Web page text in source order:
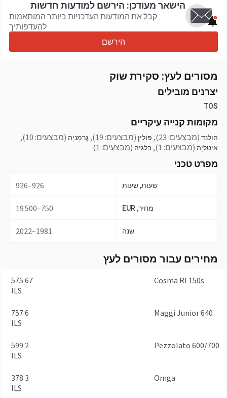
הישאר מעודכן: הירשם למודעות חדשות
קבל את המודעות העדכניות ביותר המותאמות
להעדפותיך
הירשם
מסורים לעץ: סקירת שוק
יצרנים מובילים
TOS
מקומות קנייה עיקריים
הולנד (מבצעים: 23) , פּוֹלִין (מבצעים: 19) ,גֶרמָנִיָה (מבצעים: 10) ,
אִיטַלִיָה (מבצעים: 1) ,בלגיה (מבצעים: 1)
מפרט טכני
שעות, שעות 926–926
מחיר, EUR 750–19 500
שנה 1981–2022
מחירים עבור מסורים לעץ
Cosma RI 150s
67 575
ILS
Maggi Junior 640
6 757
ILS
Pezzolato 600/700
2 599
ILS
Omga
3 378
ILS